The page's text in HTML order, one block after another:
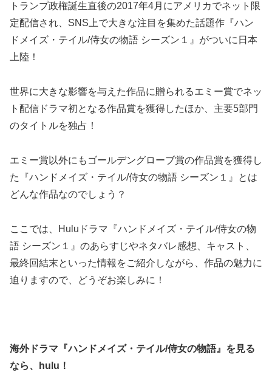
トランプ政権誕生直後の2017年4月にアメリカでネット限
定配信され、SNS上で大きな注目を集めた話題作『ハン
ドメイズ・テイル/侍女の物語 シーズン１』がついに日本
上陸！
世界に大きな影響を与えた作品に贈られるエミー賞でネッ
ト配信ドラマ初となる作品賞を獲得したほか、主要5部門
のタイトルを独占！
エミー賞以外にもゴールデングローブ賞の作品賞を獲得し
た『ハンドメイズ・テイル/侍女の物語 シーズン１』とは
どんな作品なのでしょう？
ここでは、Huluドラマ『ハンドメイズ・テイル/侍女の物
語 シーズン１』のあらすじやネタバレ感想、キャスト、
最終回結末といった情報をご紹介しながら、作品の魅力に
迫りますので、どうぞお楽しみに！
海外ドラマ『ハンドメイズ・テイル/侍女の物語』を見る
なら、
hulu！